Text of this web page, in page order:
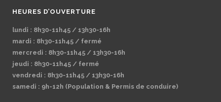
HEURES D’OUVERTURE
lundi : 8h30-11h45 / 13h30-16h
mardi : 8h30-11h45 / fermé
mercredi : 8h30-11h45 / 13h30-16h
jeudi : 8h30-11h45 / fermé
vendredi : 8h30-11h45 / 13h30-16h
samedi : 9h-12h (Population & Permis de conduire)